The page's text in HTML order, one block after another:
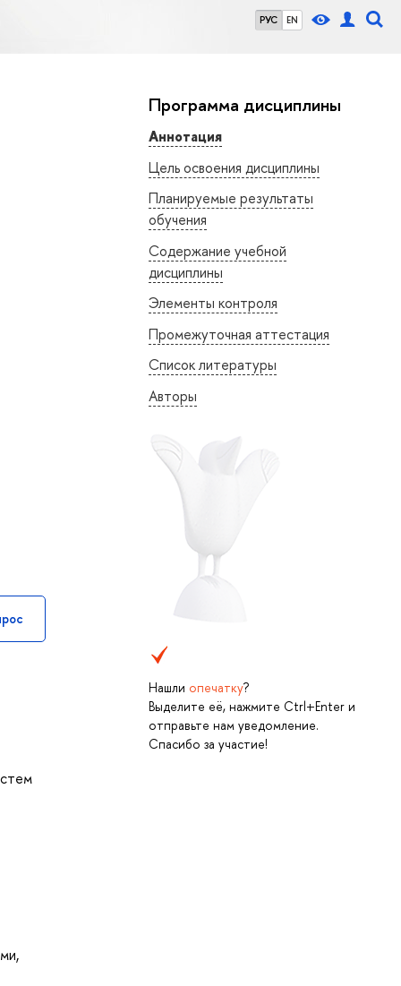
РУС EN
Программа дисциплины
Аннотация
Цель освоения дисциплины
Планируемые результаты
обучения
Содержание учебной
дисциплины
Элементы контроля
Промежуточная аттестация
Список литературы
Авторы
Нашли опечатку?
Выделите её, нажмите Ctrl+Enter и
отправьте нам уведомление.
Спасибо за участие!